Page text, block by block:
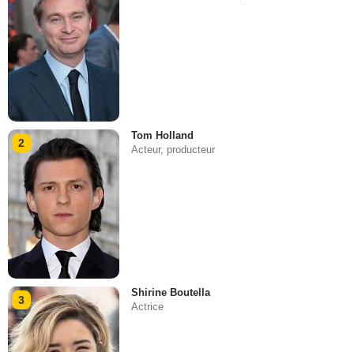
2
Tom Holland
Acteur, producteur
3
Shirine Boutella
Actrice